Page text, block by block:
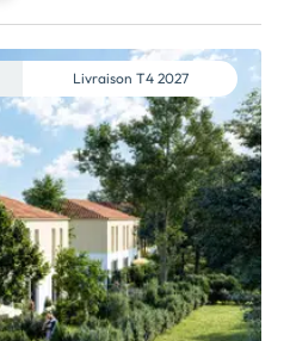
à Saint-Hilaire-de-Riez
SUR RDV !LES JARDINS
résidentiel proposant
maisons, au cœur d'un
à proximité de toutes les
plage de Boisvinet et du
Gilles-Croix-de-
de son jardin privatif,
pour profiter des beaux
immobilier neuf
Livraison T4 2027